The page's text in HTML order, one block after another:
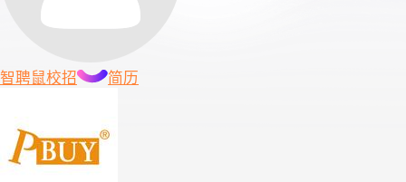
智聘鼠校招 简历